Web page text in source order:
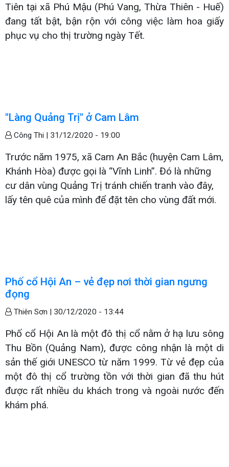
Tiên tại xã Phú Mậu (Phú Vang, Thừa Thiên - Huế)
đang tất bật, bận rộn với công việc làm hoa giấy
phục vụ cho thị trường ngày Tết.
"Làng Quảng Trị" ở Cam Lâm
Công Thi | 31/12/2020 - 19:00
Trước năm 1975, xã Cam An Bắc (huyện Cam Lâm,
Khánh Hòa) được gọi là “Vĩnh Linh”. Đó là những
cư dân vùng Quảng Trị tránh chiến tranh vào đây,
lấy tên quê của mình để đặt tên cho vùng đất mới.
Phố cổ Hội An – vẻ đẹp nơi thời gian ngưng
đọng
Thiên Sơn | 30/12/2020 - 13:44
Phố cổ Hội An là một đô thị cổ nằm ở hạ lưu sông
Thu Bồn (Quảng Nam), được công nhận là một di
sản thế giới UNESCO từ năm 1999. Từ vẻ đẹp của
một đô thị cổ trường tồn với thời gian đã thu hút
được rất nhiều du khách trong và ngoài nước đến
khám phá.